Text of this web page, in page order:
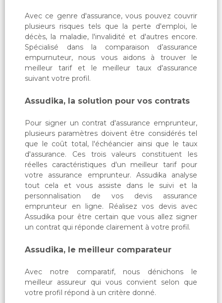
Avec ce genre d'assurance, vous pouvez couvrir
plusieurs risques tels que la perte d'emploi, le
décès, la maladie, l'invalidité et d'autres encore.
Spécialisé dans la comparaison d’assurance
empurnuteur, nous vous aidons à trouver le
meilleur tarif et le meilleur taux d'assurance
suivant votre profil.
Assudika, la solution pour vos contrats
Pour signer un contrat d'assurance emprunteur,
plusieurs paramètres doivent être considérés tel
que le coût total, l'échéancier ainsi que le taux
d'assurance. Ces trois valeurs constituent les
réelles caractéristiques d'un meilleur tarif pour
votre assurance emprunteur. Assudika analyse
tout cela et vous assiste dans le suivi et la
personnalisation de vos devis assurance
emprunteur en ligne. Réalisez vos devis avec
Assudika pour être certain que vous allez signer
un contrat qui réponde clairement à votre profil.
Assudika, le meilleur comparateur
Avec notre comparatif, nous dénichons le
meilleur assureur qui vous convient selon que
votre profil répond à un critère donné.